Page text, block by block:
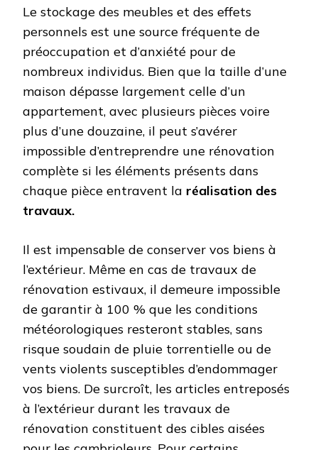
Le stockage des meubles et des effets
personnels est une source fréquente de
préoccupation et d’anxiété pour de
nombreux individus. Bien que la taille d’une
maison dépasse largement celle d’un
appartement, avec plusieurs pièces voire
plus d’une douzaine, il peut s’avérer
impossible d’entreprendre une rénovation
complète si les éléments présents dans
chaque pièce entravent la réalisation des
travaux.
Il est impensable de conserver vos biens à
l’extérieur. Même en cas de travaux de
rénovation estivaux, il demeure impossible
de garantir à 100 % que les conditions
météorologiques resteront stables, sans
risque soudain de pluie torrentielle ou de
vents violents susceptibles d’endommager
vos biens. De surcroît, les articles entreposés
à l’extérieur durant les travaux de
rénovation constituent des cibles aisées